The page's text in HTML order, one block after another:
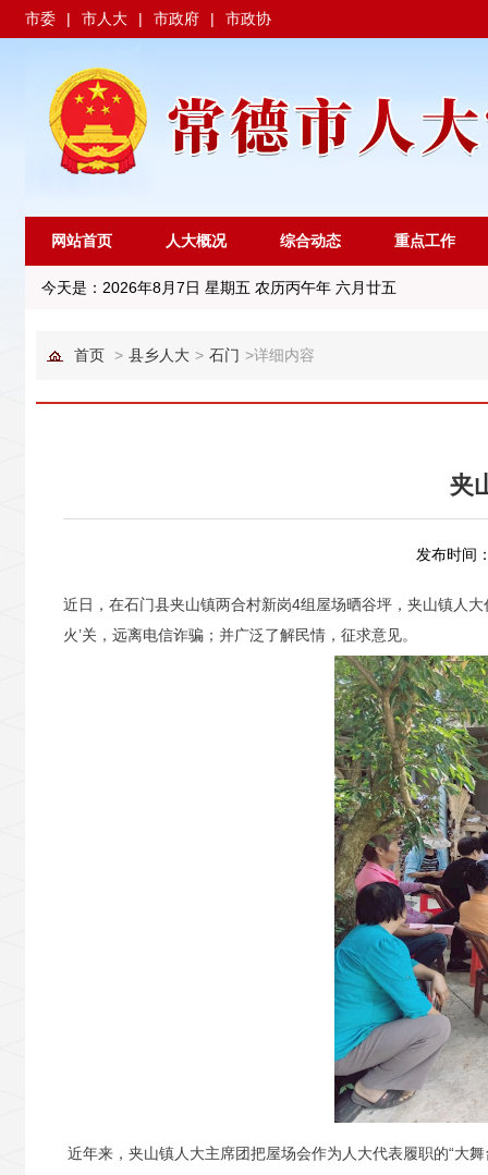
市委 | 市人大 | 市政府 | 市政协
网站首页 人大概况 综合动态 重点工作
今天是： 2026年8月7日 星期五 农历丙午年 六月廿五
首页 > 县乡人大 > 石门 >详细内容
夹
发布时间
近日，在石门县夹山镇两合村新岗4组屋场晒谷坪，夹山镇人
火’关，远离电信诈骗；并广泛了解民情，征求意见。
近年来，夹山镇人大主席团把屋场会作为人大代表履职的“大